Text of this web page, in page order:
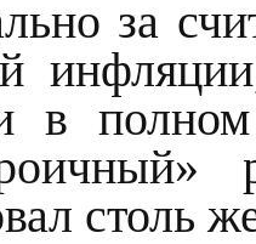
за
полном
столь